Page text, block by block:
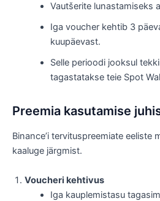
Vautšerite lunastamiseks
Iga voucher kehtib 3
kuupäevast.
Selle perioodi jooksul
tagastatakse teie Spot
Preemia kasutamise
Binance’i tervituspreemiate eeliste
kaaluge järgmist.
Voucheri kehtivus
Iga kauplemistasu